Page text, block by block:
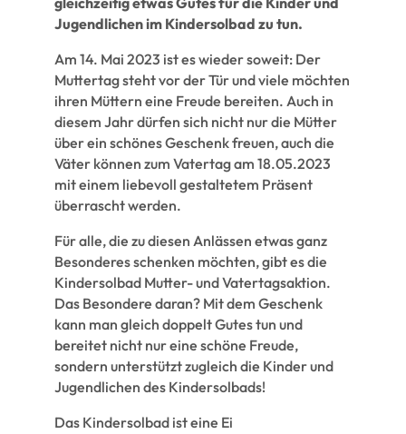
Jugendlichen im Kindersolbad zu tun.
Am 14. Mai 2023 ist es wieder soweit: Der
Muttertag steht vor der Tür und viele möchten
ihren Müttern eine Freude bereiten. Auch in
diesem Jahr dürfen sich nicht nur die Mütter
über ein schönes Geschenk freuen, auch die
Väter können zum Vatertag am 18.05.2023
mit einem liebevoll gestaltetem Präsent
überrascht werden.
Für alle, die zu diesen Anlässen etwas ganz
Besonderes schenken möchten, gibt es die
Kindersolbad Mutter- und Vatertagsaktion.
Das Besondere daran? Mit dem Geschenk
kann man gleich doppelt Gutes tun und
bereitet nicht nur eine schöne Freude,
sondern unterstützt zugleich die Kinder und
Jugendlichen des Kindersolbads!
Das Kindersolbad ist eine Ei